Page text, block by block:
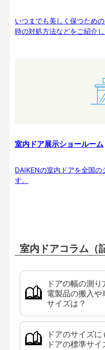
いつまでも美しく保つため
時の対処方法などをご紹介し
室内ドア展示ショールーム
DAIKENの室内ドアを全国
す。
室内ドアコラム（
ドアの幅の測
電製品の搬入や
サイズは？
ドアのサイズ
ドアの標準サイ